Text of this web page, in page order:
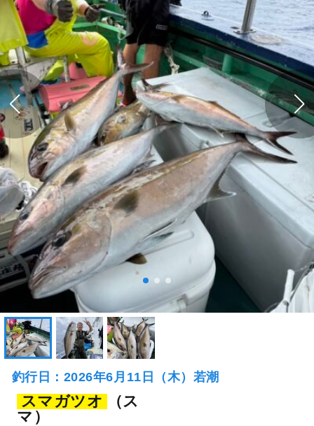
釣行日：2026年6月11日（木）若潮
スマガツオ
（ス
マ）